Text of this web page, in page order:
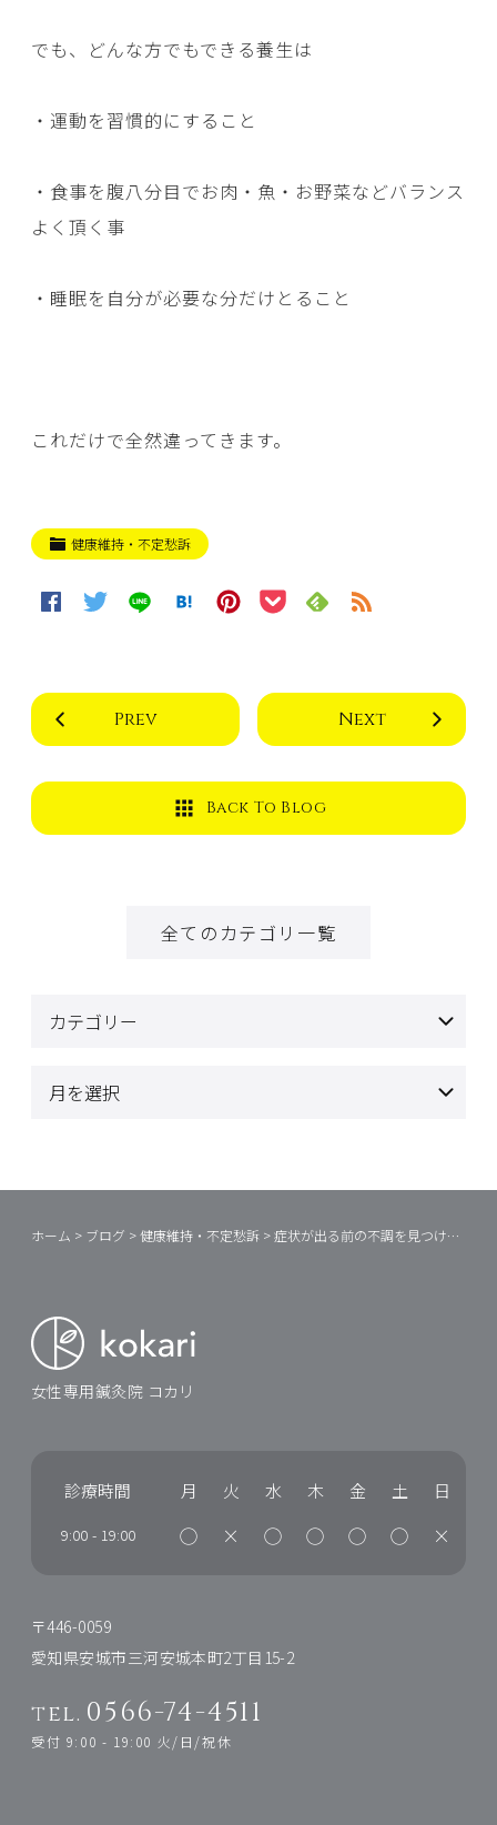
でも、どんな方でもできる養生は
・運動を習慣的にすること
・食事を腹八分目でお肉・魚・お野菜などバランス
よく頂く事
・睡眠を自分が必要な分だけとること
これだけで全然違ってきます。
健康維持・不定愁訴
Prev Next
Back To Blog
全てのカテゴリ一覧
ホーム > ブログ >健康維持・不定愁訴 >症状が出る前の不調を見つけるコツ
女性専用鍼灸院 コカリ
診療時間 月 火 水 木 金 土 日
9:00 - 19:00 ◯ × ◯ ◯ ◯ ◯ ×
〒446-0059
愛知県安城市三河安城本町2丁目15-2
tel. 0566-74-4511
受付 9:00 - 19:00 火/日/祝休